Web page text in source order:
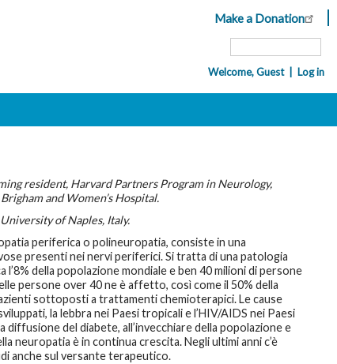
Header
Menu
Navigation
Make a Donation
Welcome, Guest Log in
resident, Harvard Partners Program in Neurology,
and Women’s Hospital.
of Naples, Italy.
periferica o polineuropatia, consiste in una
presenti nei nervi periferici. Si tratta di una patologia
l’8% della popolazione mondiale e ben 40 milioni di persone
persone over 40 ne è affetto, così come il 50% della
sottoposti a trattamenti chemioterapici. Le cause
la lebbra nei Paesi tropicali e l’HIV/AIDS nei Paesi
diffusione del diabete, all’invecchiare della popolazione e
neuropatia è in continua crescita. Negli ultimi anni c’è
anche sul versante terapeutico.